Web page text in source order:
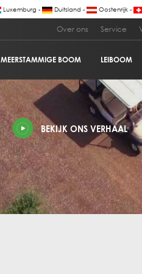
Luxemburg - Duitsland - Oostenrijk -
Over ons Service
MEERSTAMMIGE BOOM LEIBOOM
BEKIJK ONS VERHAAL